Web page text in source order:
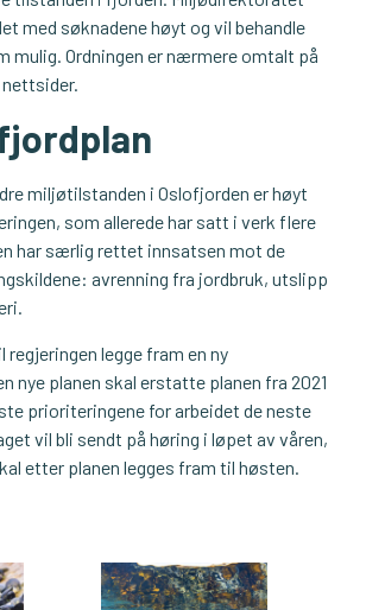
med søknadene høyt og vil behandle
mulig. Ordningen er nærmere omtalt på
miljøtilstanden i Oslofjorden er høyt
som allerede har satt i verk flere
har særlig rettet innsatsen mot de
avrenning fra jordbruk, utslipp
regjeringen legge fram en ny
nye planen skal erstatte planen fra 2021
prioriteringene for arbeidet de neste
vil bli sendt på høring i løpet av våren,
etter planen legges fram til høsten.